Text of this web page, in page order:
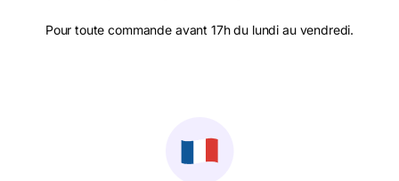
Pour toute commande avant 17h du lundi au vendredi.